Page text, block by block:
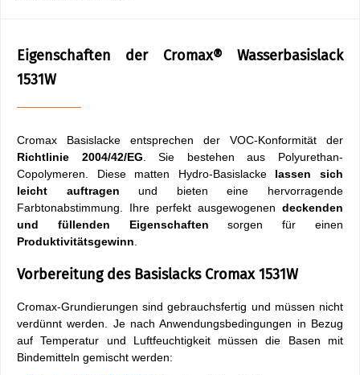
Eigenschaften der Cromax® Wasserbasislack
1531W
Cromax Basislacke entsprechen der VOC-Konformität der
Richtlinie 2004/42/EG . Sie bestehen aus Polyurethan-
Copolymeren. Diese matten Hydro-Basislacke lassen sich
leicht auftragen und bieten eine hervorragende
Farbtonabstimmung. Ihre perfekt ausgewogenen deckenden
und füllenden Eigenschaften sorgen für einen
Produktivitätsgewinn
Vorbereitung des Basislacks Cromax 1531W
Cromax-Grundierungen sind gebrauchsfertig und müssen nicht
verdünnt werden. Je nach Anwendungsbedingungen in Bezug
auf Temperatur und Luftfeuchtigkeit müssen die Basen mit
Bindemitteln gemischt werden: